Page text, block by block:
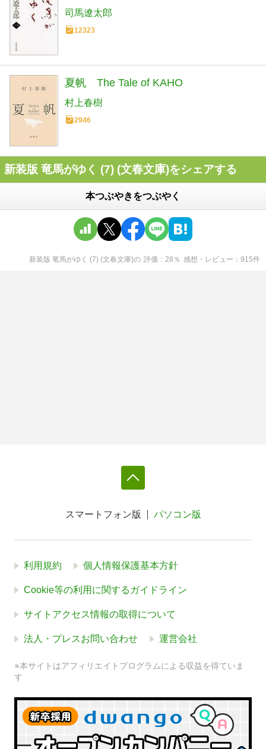
司馬遼太郎
12323
夏帆 The Tale of KAHO
村上春樹
2946
新装版 竜馬がゆく (7) (文春文庫)をシェアする
本つぶやきをつぶやく
新装版 竜馬がゆく (7) (文春文庫)の 評価 28 ％ 感想・レビュー 915件
スマートフォン版 パソコン版
利用規約 個人情報保護基本方針
Cookie等の利用に関するガイドライン
サイトアクセス情報の取得について
法人・プレスお問い合わせ 運営会社
※本サイトはアフィリエイトプログラムによる収益を得ていま
す